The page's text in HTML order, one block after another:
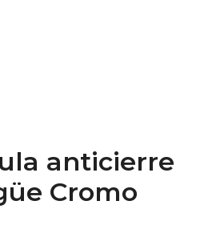
anticierre
Cromo